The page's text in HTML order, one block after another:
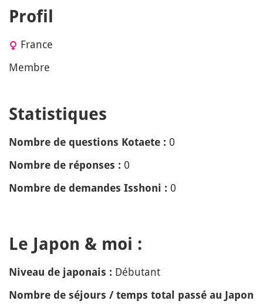
Profil
France
Membre
Statistiques
Nombre de questions Kotaete : 0
Nombre de réponses : 0
Nombre de demandes Isshoni : 0
Le Japon & moi :
Niveau de japonais : Débutant
Nombre de séjours / temps total passé au Japon